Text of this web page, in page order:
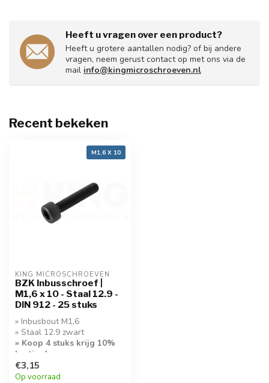
Heeft u vragen over een product?
Heeft u grotere aantallen nodig? of bij andere
vragen, neem gerust contact op met ons via de
mail info@kingmicroschroeven.nl
Recent bekeken
M1,6 X 10
KING MICROSCHROEVEN
BZK Inbusschroef |
M1,6 x 10 - Staal 12.9 -
DIN 912 - 25 stuks
» Inbusbout M1,6
» Staal 12.9 zwart
» Koop 4 stuks krijg 10%
korting!
» 25 stuks per verpakking
€3,15
Op voorraad